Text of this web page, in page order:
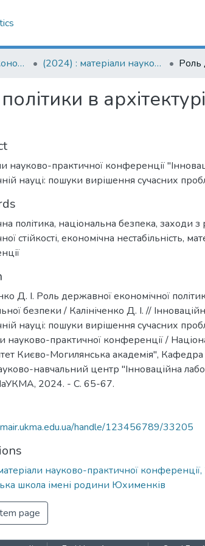
Інноваційні ідеї в економічній науці: пошуки вирішення сучасних проблем: матеріали науково-практичної конференції (2024) : матеріали науково-практичної конференції, 2024 рік
в
науково-практичної конференції
науці: пошуки вирішення сучасних
політика, національна безпека, заходи з
стійкості, економічна нестабільність,
Д. І. Роль державної економічної
безпеки / Калініченко Д. І. //
науці: пошуки вирішення сучасних
науково-практичної конференції /
Києво-Могилянська академія", Кафедра
навчальний центр "Інноваційна
2024. - C. 65-67.
handle/123456789/33205
науково-практичної
школа імені родини Юхименків
page